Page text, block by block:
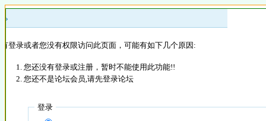
»
登录或者您没有权限访问此页面，可能有如下几个原因:
您还没有登录或注册，暂时不能使用此功能!!
您还不是论坛会员,请先登录论坛
登录